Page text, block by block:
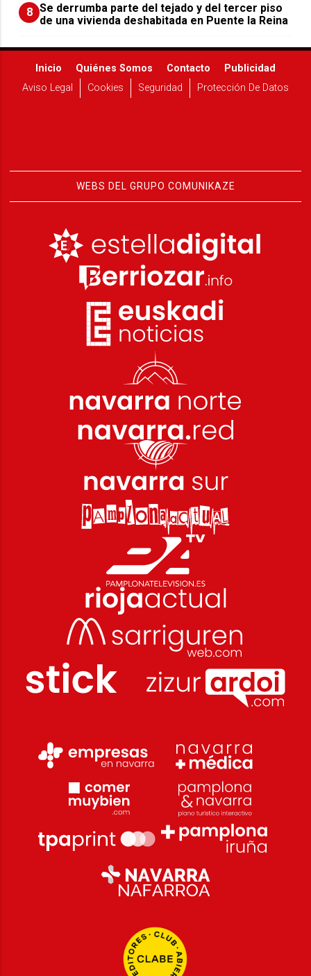
8 Se derrumba parte del tejado y del tercer piso
de una vivienda deshabitada en Puente la Reina
Inicio Quiénes Somos Contacto
Publicidad
Aviso Legal
Cookies Seguridad Protección De Datos
WEBS DEL GRUPO COMUNIKAZE